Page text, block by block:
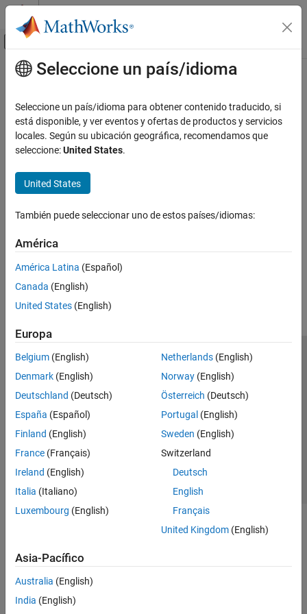
Saltar al contenido
Mostrar/ocultar menú de navegación
Inicio de Documentación
Categoría
Computer Vision Toolbox
Image Processing Toolbox
Toolbox
Visualizar y explorar
de imagen
Filtrar y mejorar imágenes
Segmentación y análisis de imágenes
deep learning
hiperespectrales
Diseño y análisis de sistemas ópticos
Generación de código y soporte de GPU
Vision HDL Toolbox
Contenido principal
¿Qué tan útil fue esta traducción?
Seleccione un país/idioma
Seleccione un país/idioma para obtener contenido traducido, si
está disponible, y ver eventos y ofertas de productos y servicios
locales. Según su ubicación geográfica, recomendamos que
seleccione:United States.
United States
También puede seleccionar uno de estos países/idiomas:
América
América Latina (Español)
Canada (English)
United States (English)
Europa
Belgium (English)
Denmark (English)
Deutschland (Deutsch)
España (Español)
Finland (English)
France (Français)
Ireland (English)
Italia (Italiano)
Luxembourg (English)
Netherlands(English)
Norway(English)
Österreich (Deutsch)
Portugal (English)
Sweden (English)
Switzerland
Deutsch
English
Français
United Kingdom(English)
Asia-Pacífico
Australia (English)
India (English)
Centro de confianza
Marcas comerciales
Política de privacidad
Antipiratería
Estado de las aplicaciones
Información de contacto
© 1994-2026 The MathWorks, Inc.
Seleccione un país/